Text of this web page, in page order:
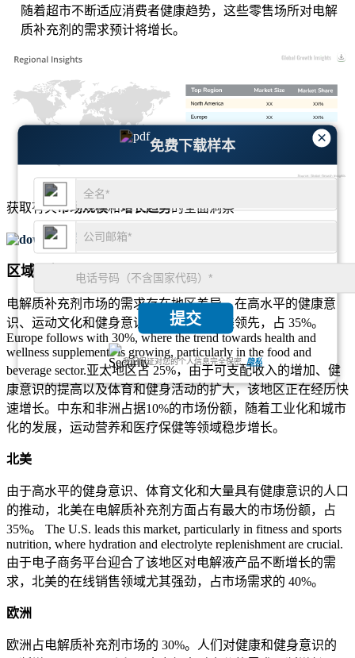
×
免费下载样本
提交
我们保证对您的个人信息完全保密. 隐私
随着超市不断适应消费者健康趋势，这些零售场所对电解
质补充剂的需求预计将增长。
XX%
XX%
XX%
XX
XX%
XX
获取有关市场规模和增长趋势的全面洞察
免费下载样本
区域展望
电解质补充剂市场的需求存在地区差异，在高水平的健康意
识、运动文化和健身意识的推动下，北美领先，占 35%。
Europe follows with 30%, where the trend towards health and
wellness supplements is growing, particularly in the food and
beverage sector.亚太地区占 25%，由于可支配收入的增加、健
康意识的提高以及体育和健身活动的扩大，该地区正在经历快
速增长。中东和非洲占据10%的市场份额，随着工业化和城市
化的发展，运动营养和医疗保健等领域稳步增长。
北美
由于高水平的健身意识、体育文化和大量具有健康意识的人口
的推动，北美在电解质补充剂方面占有最大的市场份额，占
35%。 The U.S. leads this market, particularly in fitness and sports
nutrition, where hydration and electrolyte replenishment are crucial.
由于电子商务平台迎合了该地区对电解液产品不断增长的需
求，北美的在线销售领域尤其强劲，占市场需求的 40%。
欧洲
欧洲占电解质补充剂市场的 30%。人们对健康和健身意识的